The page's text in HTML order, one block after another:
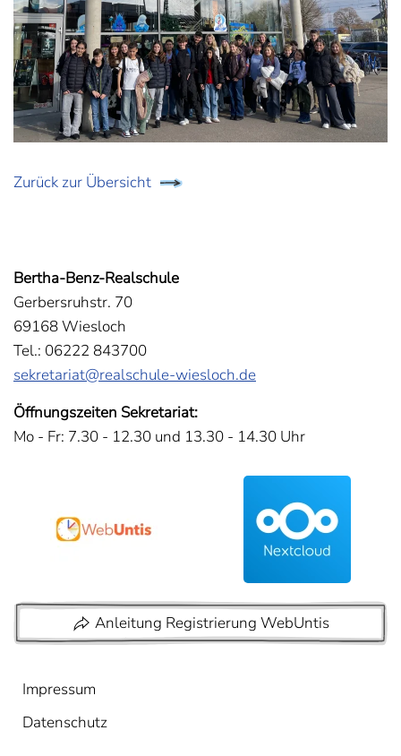
Zurück zur Übersicht
Bertha-Benz-Realschule
Gerbersruhstr. 70
69168 Wiesloch
Tel.: 06222 843700
sekretariat@realschule-wiesloch.de
Öffnungszeiten Sekretariat:
Mo - Fr: 7.30 - 12.30 und 13.30 - 14.30 Uhr
Anleitung Registrierung WebUntis
Impressum
Datenschutz